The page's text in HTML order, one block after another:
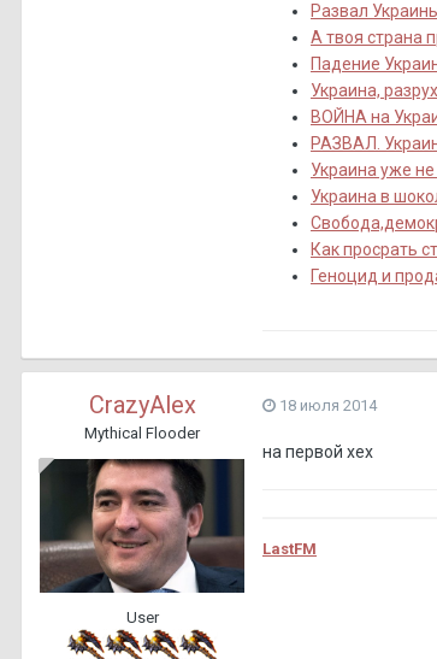
Развал
А твоя страна
Падение
Украина,
ВОЙНА на
РАЗВАЛ.
Украина уже не
Украина в
Как просрать
Геноцид и
CrazyAlex
Mythical Flooder
User
18 июля 2014
на первой хех
LastFM